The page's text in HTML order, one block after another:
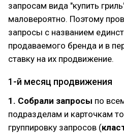
запросам вида "купить
маловероятно. Поэтому
запросы с названием
продаваемого бренда и в
ставку на их продвижение.
1-й месяц продвижения
1. Собрали запросы по
подразделам и карточкам
группировку запросов (